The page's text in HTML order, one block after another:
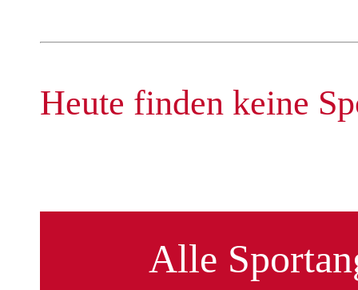
Heute finden keine